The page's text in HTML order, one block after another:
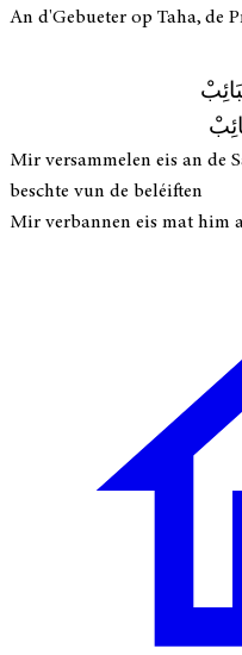
An d'Gebueter op Taha, de
Mir versammelen eis an de
beschte vun de beléiften
Mir verbannen eis mat him